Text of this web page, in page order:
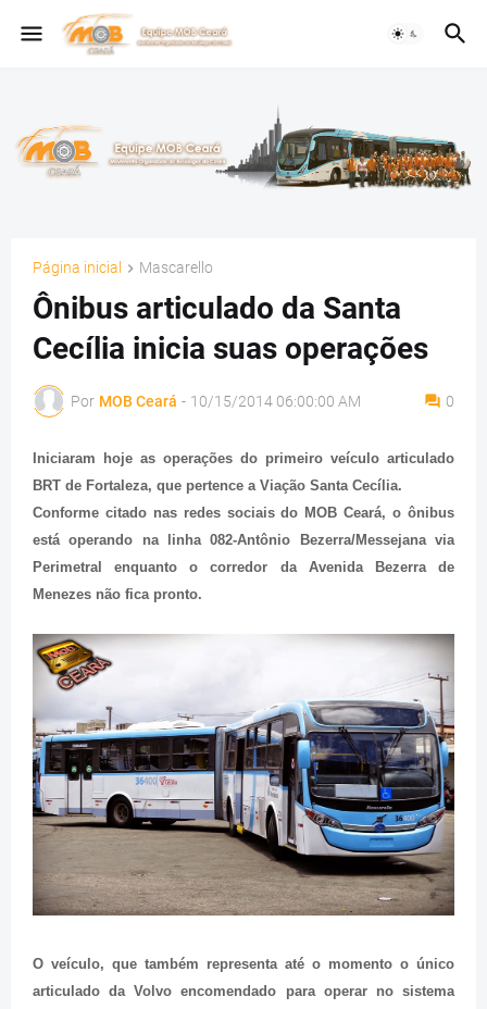
Página inicial Mascarello
Ônibus articulado da Santa
Cecília inicia suas operações
Por MOB Ceará - 10/15/2014 06:00:00 AM 0
Iniciaram hoje as operações do primeiro veículo articulado
BRT de Fortaleza, que pertence a Viação Santa Cecília.
Conforme citado nas redes sociais do MOB Ceará, o ônibus
está operando na linha 082-Antônio Bezerra/Messejana via
Perimetral enquanto o corredor da Avenida Bezerra de
Menezes não fica pronto.
O veículo, que também representa até o momento o único
articulado da Volvo encomendado para operar no sistema